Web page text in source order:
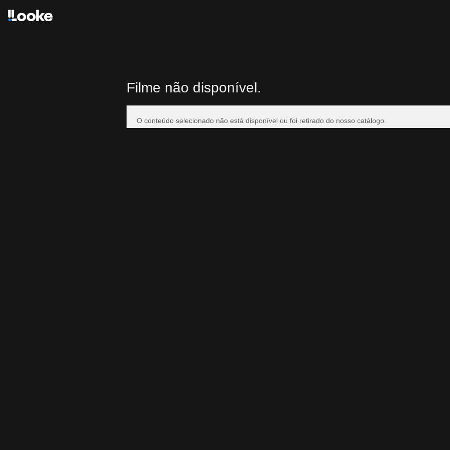
Filme não disponível.
O conteúdo selecionado não está disponível ou foi retirado do nosso catálogo.